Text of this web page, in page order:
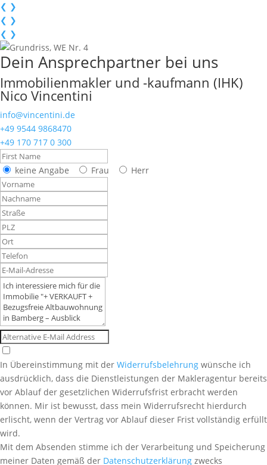
❮ ❯
❮ ❯
❮ ❯
Dein Ansprechpartner bei uns
Immobilienmakler und -kaufmann (IHK)
Nico Vincentini
info@vincentini.de
+49 9544 9868470
+49 170 717 0 300
keine Angabe Frau Herr
In Übereinstimmung mit der Widerrufsbelehrung wünsche ich
ausdrücklich, dass die Dienstleistungen der Makleragentur bereits
vor Ablauf der gesetzlichen Widerrufsfrist erbracht werden
können. Mir ist bewusst, dass mein Widerrufsrecht hierdurch
erlischt, wenn der Vertrag vor Ablauf dieser Frist vollständig erfüllt
wird.
Mit dem Absenden stimme ich der Verarbeitung und Speicherung
meiner Daten gemäß der Datenschutzerklärung zwecks